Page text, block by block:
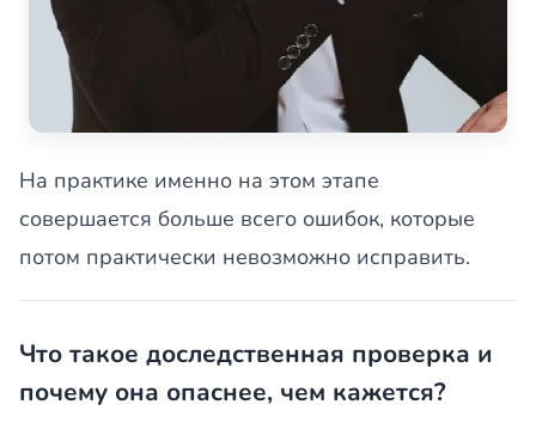
На практике именно на этом этапе
совершается больше всего ошибок, которые
потом практически невозможно исправить.
Что такое доследственная проверка и
почему она опаснее, чем кажется?